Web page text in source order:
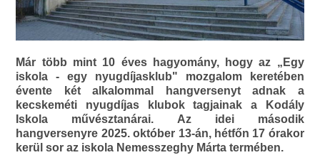
Már több mint 10 éves hagyomány, hogy az „Egy
iskola - egy nyugdíjasklub" mozgalom keretében
évente két alkalommal hangversenyt adnak a
kecskeméti nyugdíjas klubok tagjainak a Kodály
Iskola művésztanárai. Az idei második
hangversenyre 2025. október 13-án, hétfőn 17 órakor
kerül sor az iskola Nemesszeghy Márta termében.